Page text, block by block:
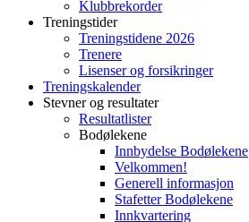
Klubbrekorder
Treningstider
Treningstidene 2026
Trenere
Lisenser og forsikringer
Treningskalender
Stevner og resultater
Resultatlister
Bodølekene
Innbydelse Bodølekene
Velkommen!
Generell informasjon
Stafetter Bodølekene
Innkvartering